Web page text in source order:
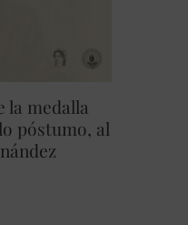
la medalla
póstumo, al